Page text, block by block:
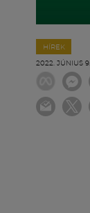
HÍREK
2022. JÚNIUS 9.